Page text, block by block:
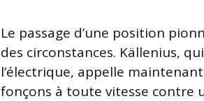
Le passage d’une position
des circonstances. Källenius,
l’électrique, appelle
fonçons à toute vitesse contre